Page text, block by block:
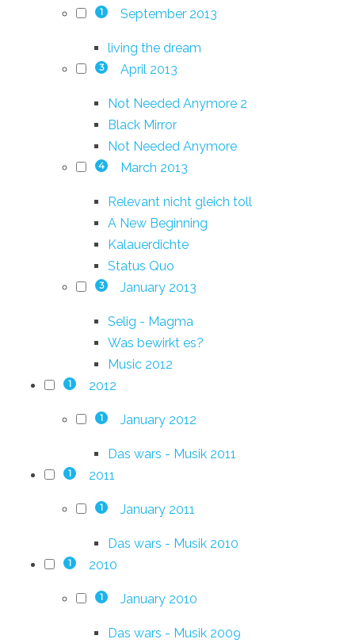
1 September 2013
living the dream
3 April 2013
Not Needed Anymore 2
Black Mirror
Not Needed Anymore
4 March 2013
Relevant nicht gleich toll
A New Beginning
Kalauerdichte
Status Quo
3 January 2013
Selig - Magma
Was bewirkt es?
Music 2012
1 2012
1 January 2012
Das wars - Musik 2011
1 2011
1 January 2011
Das wars - Musik 2010
1 2010
1 January 2010
Das wars - Musik 2009